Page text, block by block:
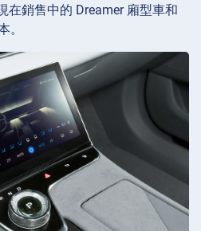
在銷售中的 Dreamer 廂型車和
。